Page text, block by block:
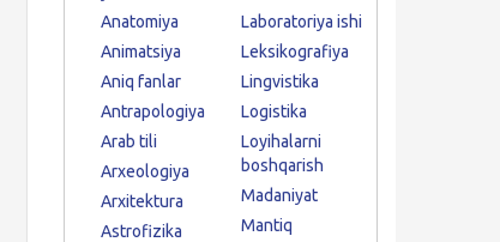
Anatomiya
Animatsiya
Aniq fanlar
Antrapologiya
Arab tili
Arxeologiya
Arxitektura
Astrofizika
Laboratoriya ishi
Leksikografiya
Lingvistika
Logistika
Loyihalarni
boshqarish
Madaniyat
Mantiq